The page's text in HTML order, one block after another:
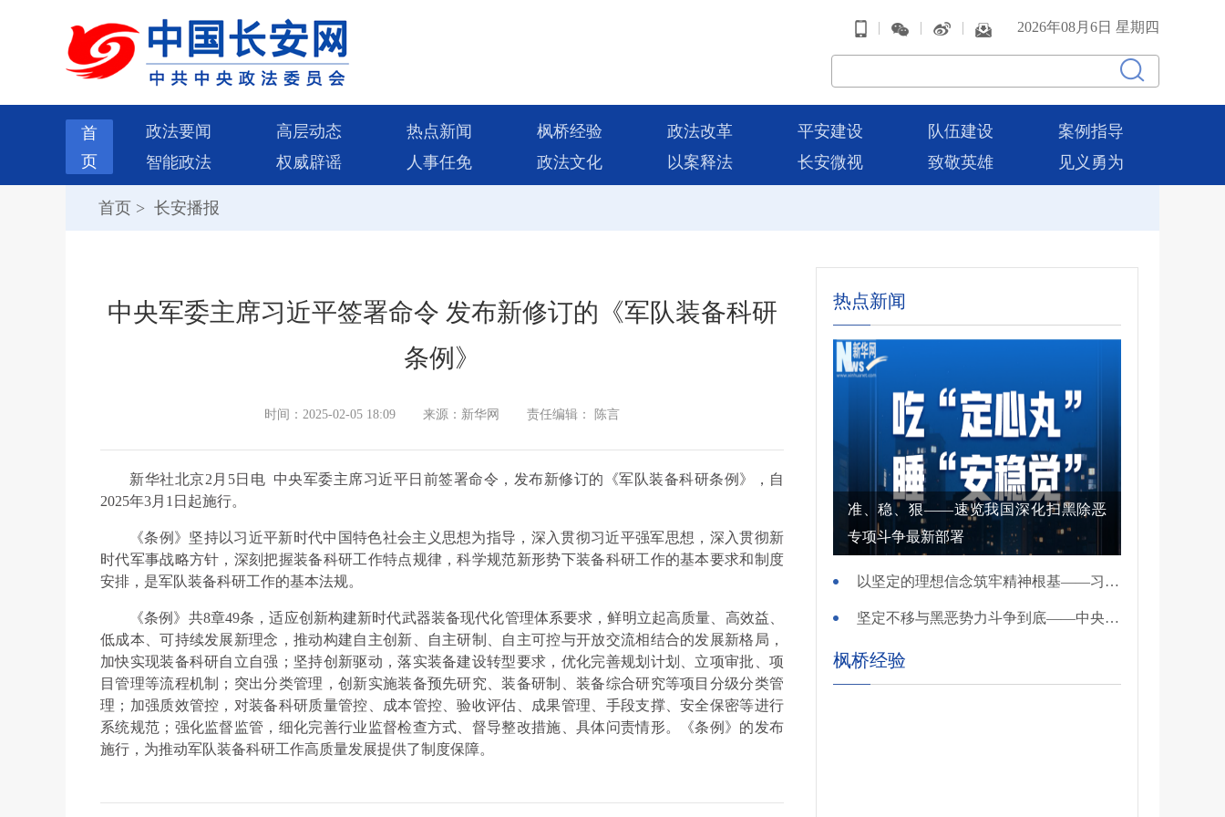
| | | 2026年08月6日 星期四
首
页
政法要闻 高层动态 热点新闻 枫桥经验 政法改革 平安建设 队伍建设
案例指导
智能政法
权威辟谣 人事任免 政法文化 以案释法 长安微视 致敬英雄 见义勇为
首页 > 长安播报
中央军委主席习近平签署命令 发布新修订的《军队装备科研
条例》
时间：2025-02-05 18:09 来源：新华网 责任编辑： 陈言
新华社北京2月5日电 中央军委主席习近平日前签署命令，发布新修订的《军队装备科研条例》，自
2025年3月1日起施行。
《条例》坚持以习近平新时代中国特色社会主义思想为指导，深入贯彻习近平强军思想，深入贯彻新
时代军事战略方针，深刻把握装备科研工作特点规律，科学规范新形势下装备科研工作的基本要求和制度
安排，是军队装备科研工作的基本法规。
《条例》共8章49条，适应创新构建新时代武器装备现代化管理体系要求，鲜明立起高质量、高效益、
低成本、可持续发展新理念，推动构建自主创新、自主研制、自主可控与开放交流相结合的发展新格局，
加快实现装备科研自立自强；坚持创新驱动，落实装备建设转型要求，优化完善规划计划、立项审批、项
目管理等流程机制；突出分类管理，创新实施装备预先研究、装备研制、装备综合研究等项目分级分类管
理；加强质效管控，对装备科研质量管控、成本管控、验收评估、成果管理、手段支撑、安全保密等进行
系统规范；强化监督监管，细化完善行业监督检查方式、督导整改措施、具体问责情形。《条例》的发布
施行，为推动军队装备科研工作高质量发展提供了制度保障。
热点新闻
准、稳、狠——速览我国深化扫黑除恶
专项斗争最新部署
以坚定的理想信念筑牢精神根基——习近平党建思想理论品格系列述评之一
坚定不移与黑恶势力斗争到底——中央政法委负责同志就开展深化扫黑除恶专项斗争有关问题答记者问
枫桥经验